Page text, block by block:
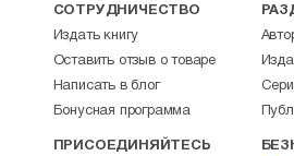
СОТРУДНИЧЕСТВО
Издать книгу
Оставить отзыв о товаре
Написать в блог
Бонусная программа
ПРИСОЕДИНЯЙТЕСЬ